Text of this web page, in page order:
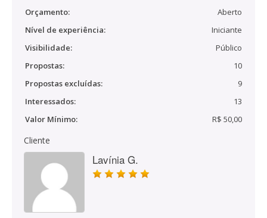
Orçamento:
Aberto
Nível de experiência:
Iniciante
Visibilidade:
Público
Propostas:
10
Propostas excluídas:
9
Interessados:
13
Valor Mínimo:
R$ 50,00
Cliente
Lavínia G.